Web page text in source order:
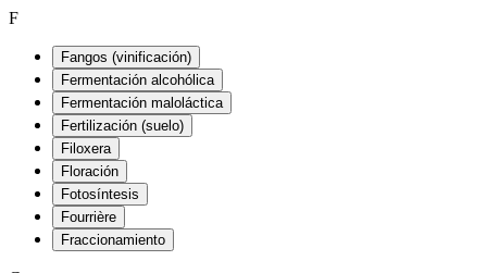
F
Fangos (vinificación)
Fermentación alcohólica
Fermentación maloláctica
Fertilización (suelo)
Filoxera
Floración
Fotosíntesis
Fourrière
Fraccionamiento